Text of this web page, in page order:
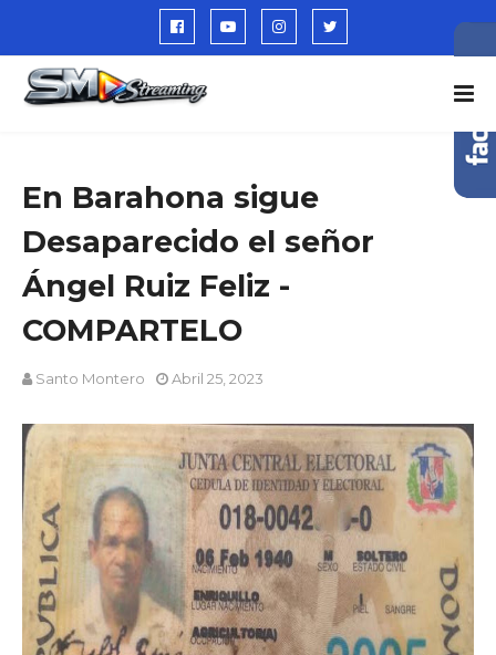
En Barahona sigue
Desaparecido el señor
Ángel Ruiz Feliz -
COMPARTELO
Santo Montero Abril 25, 2023